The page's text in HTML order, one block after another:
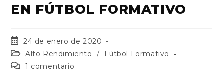
EN FÚTBOL FORMATIVO
24 de enero de 2020
Alto Rendimiento
/
Fútbol Formativo
1 comentario